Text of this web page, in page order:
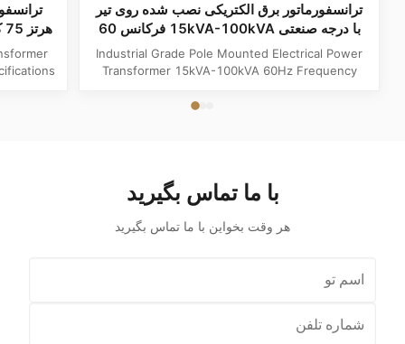
ترانسفورماتور برق الکتریکی نصب شده روی تیر
با درجه صنعتی 15kVA-100kVA فرکانس 60
هرتز
Industrial Grade Pole Mounted Electrical Power
Transformer 15kVA-100kVA 60Hz Frequency
Frequency 60Hz Phase Single Phase Application
با ما تماس بگیرید
هر وقت بخواين با ما تماس بگيريد